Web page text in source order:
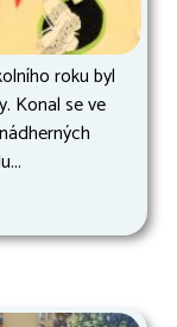
roku byl
Konal se ve